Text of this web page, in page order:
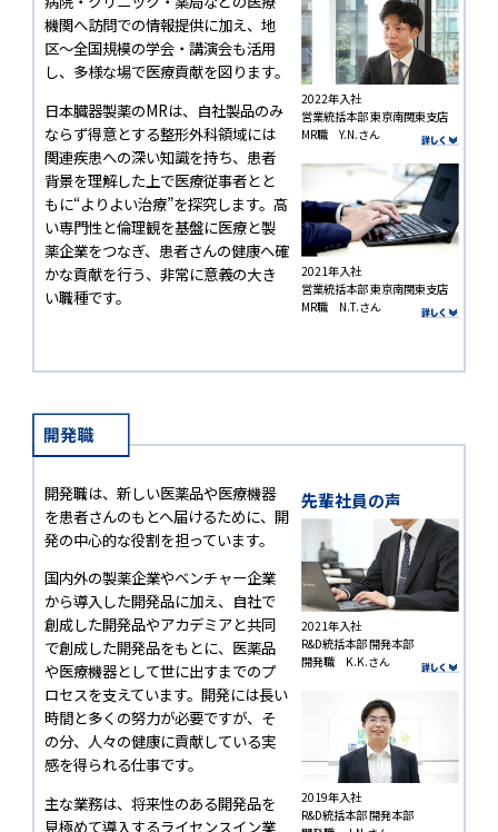
機関へ訪問での情報提供に加え、地
区～全国規模の学会・講演会も活用
し、多様な場で医療貢献を図ります。
日本臓器製薬のMRは、自社製品のみ
ならず得意とする整形外科領域には
関連疾患への深い知識を持ち、患者
背景を理解した上で医療従事者とと
もに“よりよい治療”を探究します。高
い専門性と倫理観を基盤に医療と製
薬企業をつなぎ、患者さんの健康へ確
かな貢献を行う、非常に意義の大き
い職種です。
2022年入社
営業統括本部 東京南関東支店
MR職 Y.N.さん
2021年入社
営業統括本部 東京南関東支店
MR職 N.T.さん
開発職は、新しい医薬品や医療機器
を患者さんのもとへ届けるために、開
発の中心的な役割を担っています。
国内外の製薬企業やベンチャー企業
から導入した開発品に加え、自社で
創成した開発品やアカデミアと共同
で創成した開発品をもとに、医薬品
や医療機器として世に出すまでのプ
ロセスを支えています。開発には長い
時間と多くの努力が必要ですが、そ
の分、人々の健康に貢献している実
感を得られる仕事です。
主な業務は、将来性のある開発品を
見極めて導入するライセンスイン業
先輩社員の声
2021年入社
R&D統括本部 開発本部
開発職 K.K.さん
2019年入社
R&D統括本部 開発本部